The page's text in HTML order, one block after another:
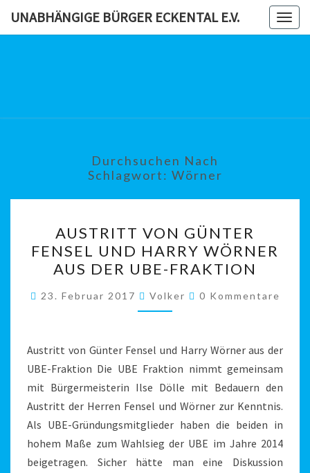
UNABHÄNGIGE BÜRGER ECKENTAL E.V.
Durchsuchen Nach
Schlagwort: Wörner
VON
GÜNTER
FENSEL
UND
HARRY
AUS
DER
UBE-
FRAKTION
AUSTRITT VON GÜNTER
FENSEL UND HARRY WÖRNER
AUS DER UBE-FRAKTION
23. Februar 2017 Volker Kommentare
0 Kommentare
Austritt von Günter Fensel und Harry Wörner aus der
UBE-Fraktion Die UBE Fraktion nimmt gemeinsam
mit Bürgermeisterin Ilse Dölle mit Bedauern den
Austritt der Herren Fensel und Wörner zur Kenntnis.
Als UBE-Gründungsmitglieder haben die beiden in
hohem Maße zum Wahlsieg der UBE im Jahre 2014
beigetragen. Sicher hätte man eine Diskussion